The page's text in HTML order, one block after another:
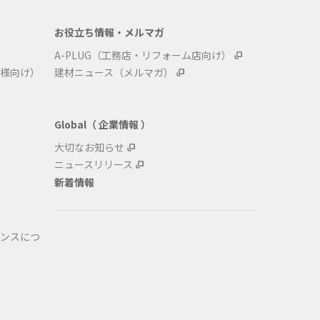
向け）
スにつ
お役立ち情報・メルマガ
A-PLUG（工務店・リフォーム店向け）
建材ニュース（メルマガ）
Global（ 企業情報 ）
大切なお知らせ
ニュースリリース
新着情報